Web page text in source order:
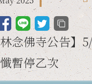
念佛寺公告】
暫停乙次